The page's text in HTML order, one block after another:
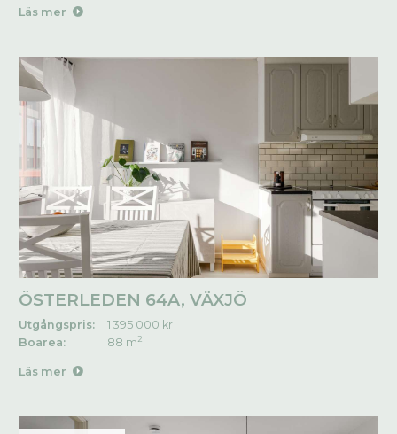
Läs mer
ÖSTERLEDEN 64A, VÄXJÖ
Utgångspris:
1 395 000 kr
Boarea:
88 m2
Läs mer